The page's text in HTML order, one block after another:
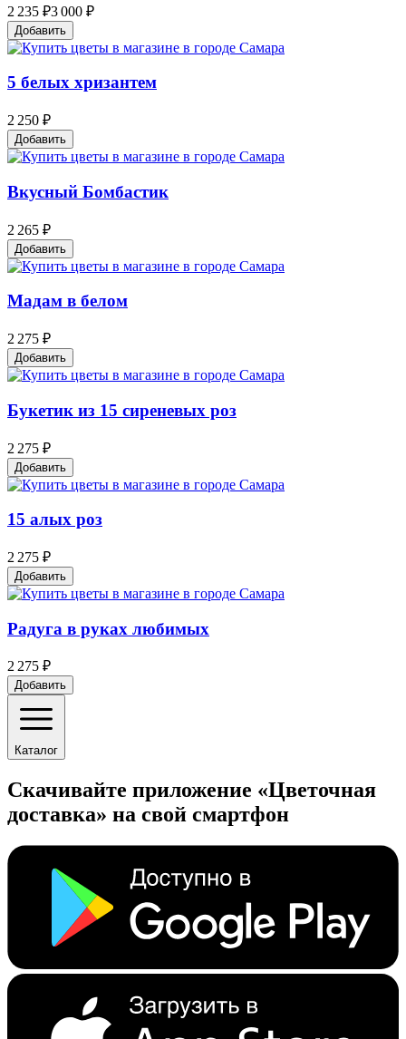
2 235 ₽3 000 ₽
Добавить
5 белых хризантем
2 250 ₽
Добавить
Вкусный Бомбастик
2 265 ₽
Добавить
Мадам в белом
2 275 ₽
Добавить
Букетик из 15 сиреневых роз
2 275 ₽
Добавить
15 алых роз
2 275 ₽
Добавить
Радуга в руках любимых
2 275 ₽
Добавить
Каталог
Скачивайте приложение «Цветочная
доставка» на свой смартфон